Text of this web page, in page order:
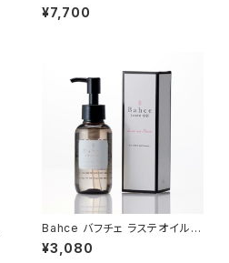
ジョン 500g 詰め替え｜継続し
て使いたい方のお得な大容量サ
¥7,700
Bahce バフチェ ラステオイル 1
00g ーストレスを感じながら
も忙しく過ごす女性を応援ー
¥3,080